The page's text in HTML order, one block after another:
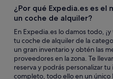
¿Por qué Expedia.es es el
un coche de alquiler?
En Expedia.es lo damos todo,
tu coche de alquiler de la
un gran inventario y obtén las
proveedores en la zona. Te
reserva y podrás personalizar
completo, todo ello en un único